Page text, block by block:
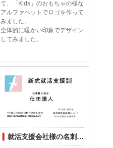
て、「Kids」のおもちゃの様な
アルファベットでロゴを作って
みました。
全体的に暖かい印象でデザイン
してみました。
就活支援会社様の名刺印刷デザインしてました。